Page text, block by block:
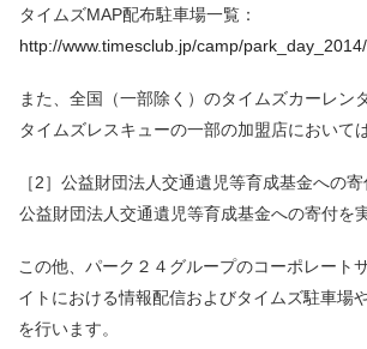
タイムズMAP配布駐車場一覧：
http://www.timesclub.jp/camp/park_day_2014/
また、全国（一部除く）のタイムズカーレン
タイムズレスキューの一部の加盟店において
［2］公益財団法人交通遺児等育成基金への寄
公益財団法人交通遺児等育成基金への寄付を
この他、パーク２４グループのコーポレート
イトにおける情報配信およびタイムズ駐車場
を行います。